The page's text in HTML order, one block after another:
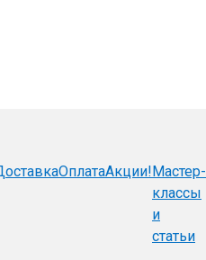
ОплатаАкции!Мастер-
классы
и
статьи